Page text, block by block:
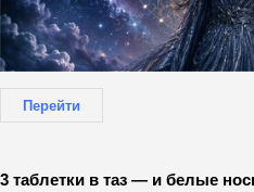
Перейти
3 таблетки в таз — и белые